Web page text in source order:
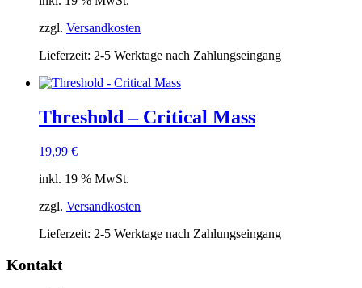
zzgl. Versandkosten
Lieferzeit: 2-5 Werktage nach Zahlungseingang
Threshold – Critical Mass
19,99 €
inkl. 19 % MwSt.
zzgl. Versandkosten
Lieferzeit: 2-5 Werktage nach Zahlungseingang
Kontakt